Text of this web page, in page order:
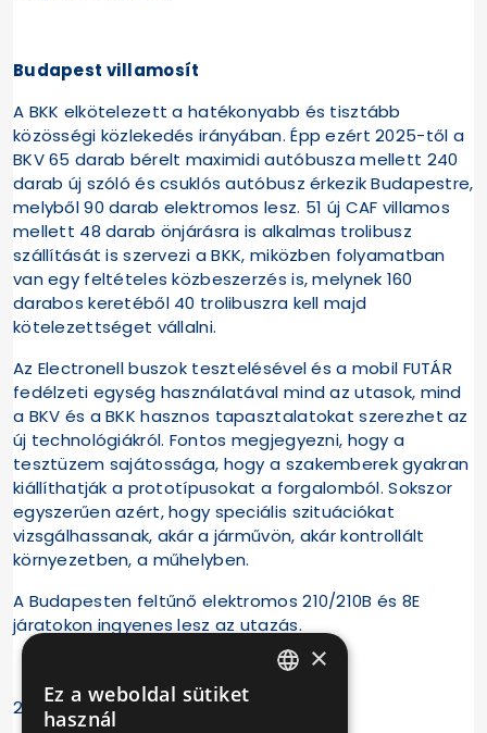
Budapest villamosít
A BKK elkötelezett a hatékonyabb és tisztább
közösségi közlekedés irányában. Épp ezért 2025-től a
BKV 65 darab bérelt maximidi autóbusza mellett 240
darab új szóló és csuklós autóbusz érkezik Budapestre,
melyből 90 darab elektromos lesz. 51 új CAF villamos
mellett 48 darab önjárásra is alkalmas trolibusz
szállítását is szervezi a BKK, miközben folyamatban
van egy feltételes közbeszerzés is, melynek 160
darabos keretéből 40 trolibuszra kell majd
kötelezettséget vállalni.
Az Electronell buszok tesztelésével és a mobil FUTÁR
fedélzeti egység használatával mind az utasok, mind
a BKV és a BKK hasznos tapasztalatokat szerezhet az
új technológiákról. Fontos megjegyezni, hogy a
tesztüzem sajátossága, hogy a szakemberek gyakran
kiállíthatják a prototípusokat a forgalomból. Sokszor
egyszerűen azért, hogy speciális szituációkat
vizsgálhassanak, akár a járművön, akár kontrollált
környezetben, a műhelyben.
A Budapesten feltűnő elektromos 210/210B és 8E
járatokon ingyenes lesz az utazás.
2025. április 11.
×
Ez a weboldal sütiket
használ